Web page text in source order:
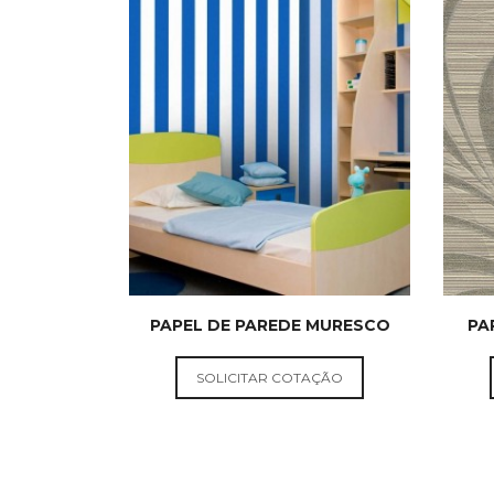
NACIONAL E
IMPORTADO
PAPEL DE PAREDE MURESCO
SOLICITAR COTAÇÃO